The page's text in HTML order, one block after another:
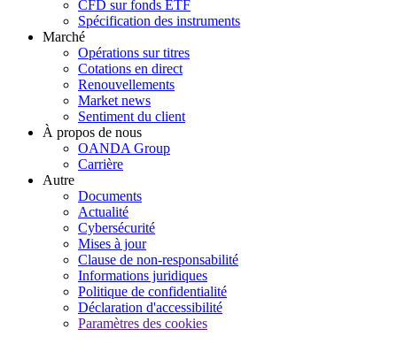
CFD sur fonds ETF
Spécification des instruments
Marché
Opérations sur titres
Cotations en direct
Renouvellements
Market news
Sentiment du client
À propos de nous
OANDA Group
Carrière
Autre
Documents
Actualité
Cybersécurité
Mises à jour
Clause de non-responsabilité
Informations juridiques
Politique de confidentialité
Déclaration d'accessibilité
Paramètres des cookies